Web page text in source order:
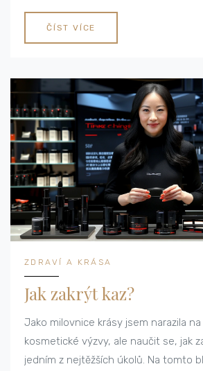
všem, co děláme, je pro nás důležité
také probereme, jak bělit zuby bez
ČÍST VÍCE
ZDRAVÍ A KRÁSA
Jak zakrýt kaz?
Jako milovnice krásy jsem narazila
kosmetické výzvy, ale naučit se, jak
jedním z nejtěžších úkolů. Na tomto